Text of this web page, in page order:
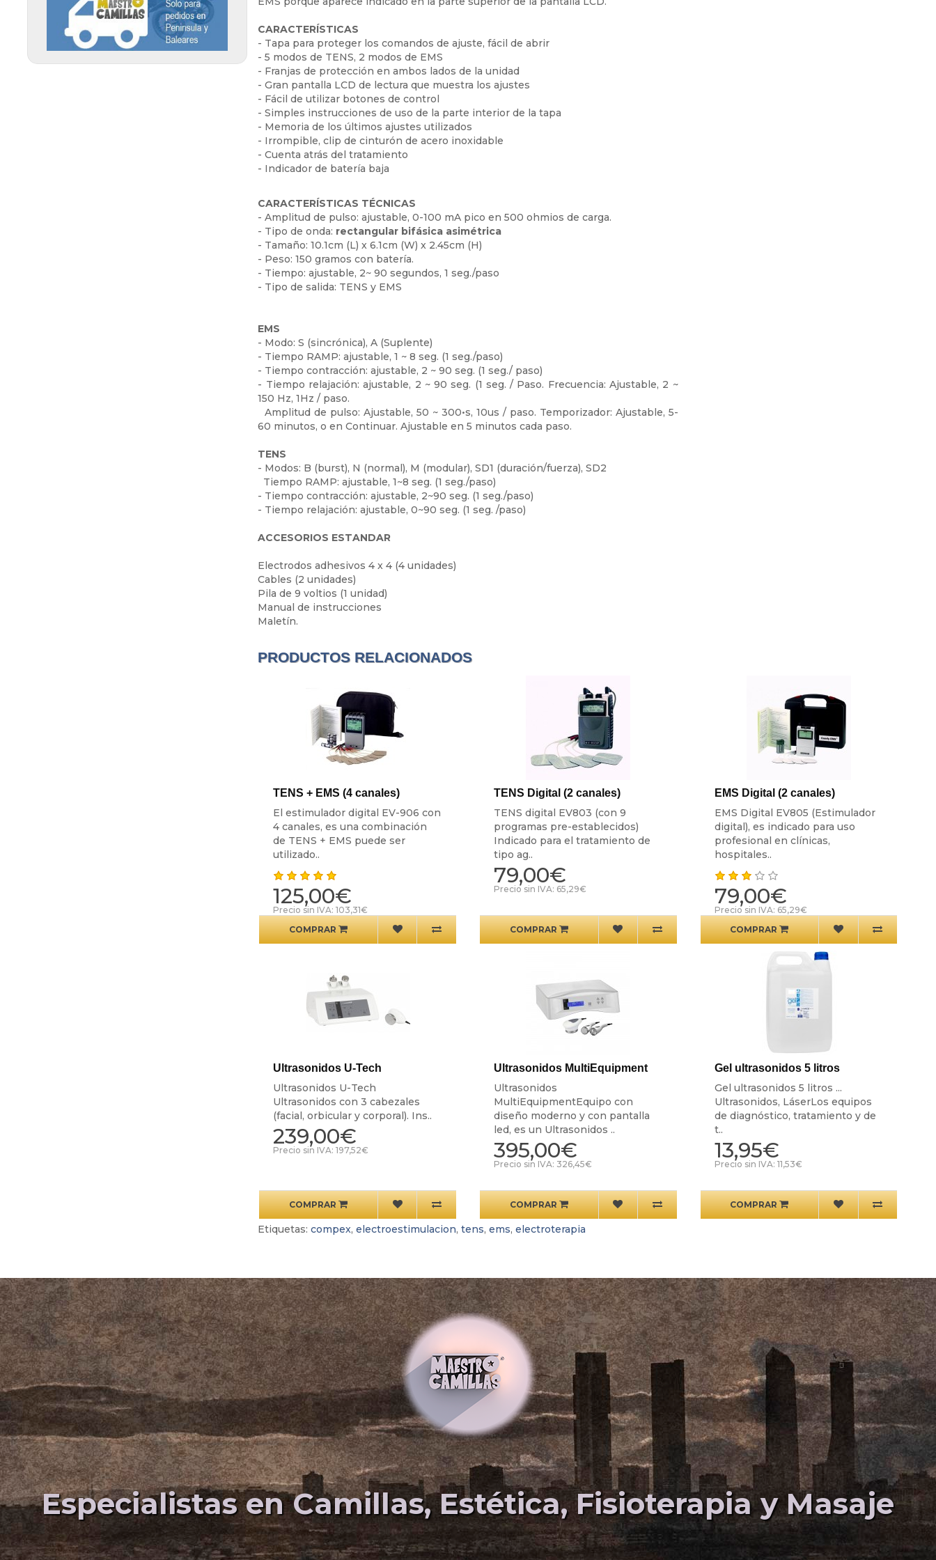
Peeling Ultrasónico (4)
Radiofrecuencia (3)
Sauna térmica (4)
Carros auxiliares (12)
Sillas y taburetes (10)
Diagnóstico (5)
CARACTERÍSTICAS
- Tapa para proteger los comandos de ajuste, fácil de abrir
- 5 modos de TENS, 2 modos de EMS
- Franjas de protección en ambos lados de la unidad
- Gran pantalla LCD de lectura que muestra los ajustes
- Fácil de utilizar botones de control
- Simples instrucciones de uso de la parte interior de la tapa
- Memoria de los últimos ajustes utilizados
- Irrompible, clip de cinturón de acero inoxidable
- Cuenta atrás del tratamiento
- Indicador de batería baja
CARACTERÍSTICAS TÉCNICAS
- Amplitud de pulso: ajustable, 0-100 mA pico en 500 ohmios de carga.
- Tipo de onda: rectangular bifásica asimétrica
- Tamaño: 10.1cm (L) x 6.1cm (W) x 2.45cm (H)
- Peso: 150 gramos con batería.
- Tiempo: ajustable, 2~ 90 segundos, 1 seg./paso
- Tipo de salida: TENS y EMS
EMS
- Modo: S (sincrónica), A (Suplente)
- Tiempo RAMP: ajustable, 1 ~ 8 seg. (1 seg./paso)
- Tiempo contracción: ajustable, 2 ~ 90 seg. (1 seg./ paso)
- Tiempo relajación: ajustable, 2 ~ 90 seg. (1 seg. / Paso. Frecuencia: Ajustable, 2 ~
150 Hz, 1Hz / paso.
Amplitud de pulso: Ajustable, 50 ~ 300•s, 10us / paso. Temporizador: Ajustable, 5-
60 minutos, o en Continuar. Ajustable en 5 minutos cada paso.
TENS
- Modos: B (burst), N (normal), M (modular), SD1 (duración/fuerza), SD2
Tiempo RAMP: ajustable, 1~8 seg. (1 seg./paso)
- Tiempo contracción: ajustable, 2~90 seg. (1 seg./paso)
- Tiempo relajación: ajustable, 0~90 seg. (1 seg. /paso)
ACCESORIOS ESTANDAR
Electrodos adhesivos 4 x 4 (4 unidades)
Cables (2 unidades)
Pila de 9 voltios (1 unidad)
Manual de instrucciones
Maletín.
PRODUCTOS RELACIONADOS
TENS + EMS (4 canales)
El estimulador digital EV-906 con
4 canales, es una combinación
de TENS + EMS puede ser
utilizado..
125,00€
Precio sin IVA: 103,31€
COMPRAR
TENS Digital (2 canales)
TENS digital EV803 (con 9
programas pre-establecidos)
Indicado para el tratamiento de
tipo ag..
79,00€
Precio sin IVA: 65,29€
COMPRAR
EMS Digital (2 canales)
EMS Digital EV805 (Estimulador
digital), es indicado para uso
profesional en clínicas,
hospitales..
79,00€
Precio sin IVA: 65,29€
COMPRAR
Ultrasonidos U-Tech
Ultrasonidos U-Tech
Ultrasonidos con 3 cabezales
(facial, orbicular y corporal). Ins..
239,00€
Precio sin IVA: 197,52€
COMPRAR
Ultrasonidos MultiEquipment
Ultrasonidos
MultiEquipmentEquipo con
diseño moderno y con pantalla
led, es un Ultrasonidos ..
395,00€
Precio sin IVA: 326,45€
COMPRAR
Gel ultrasonidos 5 litros
Gel ultrasonidos 5 litros ...
Ultrasonidos, LáserLos equipos
de diagnóstico, tratamiento y de
t..
13,95€
Precio sin IVA: 11,53€
COMPRAR
Etiquetas:compex,electroestimulacion,tens,ems,electroterapia
Especialistas en Camillas, Estética, Fisioterapia y Masaje